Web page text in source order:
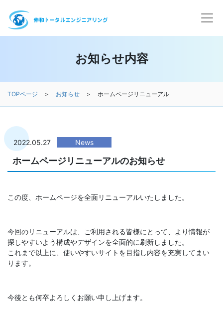
お知らせ内容
TOPページ ＞ お知らせ ＞ ホームページリニューアル
2022.05.27 News
ホームページリニューアルのお知らせ
この度、ホームページを全面リニューアルいたしました。
今回のリニューアルは、ご利用される皆様にとって、より情報が
探しやすいよう構成やデザインを全面的に刷新しました。
これまで以上に、使いやすいサイトを目指し内容を充実してまい
ります。
今後とも何卒よろしくお願い申し上げます。